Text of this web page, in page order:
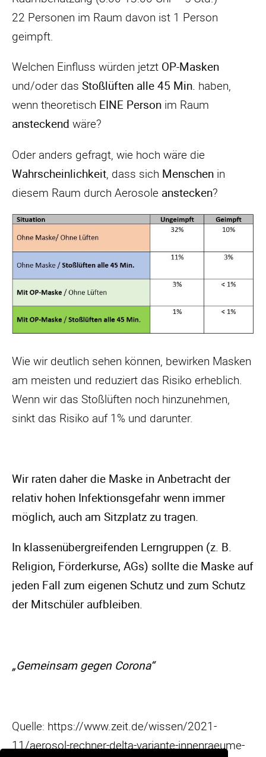
22 Personen im Raum davon ist 1 Person
geimpft.
Welchen Einfluss würden jetzt OP-Masken
und/oder das Stoßlüften alle 45 Min. haben,
wenn theoretisch EINE Person im Raum
ansteckend wäre?
Oder anders gefragt, wie hoch wäre die
Wahrscheinlichkeit, dass sich Menschen in
diesem Raum durch Aerosole anstecken?
Wie wir deutlich sehen können, bewirken Masken
am meisten und reduziert das Risiko erheblich.
Wenn wir das Stoßlüften noch hinzunehmen,
sinkt das Risiko auf 1% und darunter.
Wir raten daher die Maske in Anbetracht der
relativ hohen Infektionsgefahr wenn immer
möglich, auch am Sitzplatz zu tragen.
In klassenübergreifenden Lerngruppen (z. B.
Religion, Förderkurse, AGs) sollte die Maske auf
jeden Fall zum eigenen Schutz und zum Schutz
der Mitschüler aufbleiben.
„Gemeinsam gegen Corona“
Quelle: https://www.zeit.de/wissen/2021-
11/aerosol-rechner-delta-variante-innenraeume-